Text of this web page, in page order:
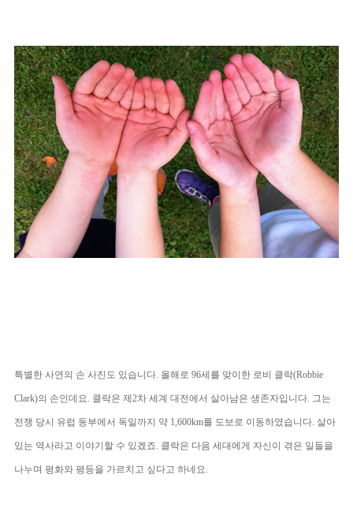
특별한 사연의 손 사진도 있습니다. 올해로 96세를 맞이한 로비 클락(Robbie
Clark)의 손인데요. 클락은 제2차 세계 대전에서 살아남은 생존자입 니다. 그는
전쟁 당시 유럽 동부에서 독일까지 약 1,600km를 도보로 이동하였습니다. 살아
있는 역사라고 이야기할 수 있겠죠. 클락은 다음 세대에게 자신이 겪은 일들을
나누며 평화와 평등을 가르치고 싶다고 하네요.